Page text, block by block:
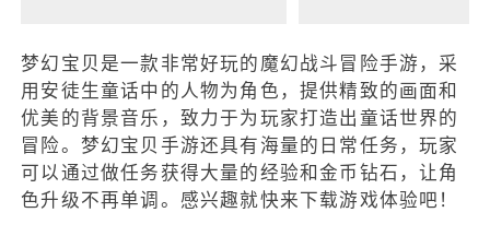
梦幻宝贝是一款非常好玩的魔幻战斗冒险手游，采
用安徒生童话中的人物为角色，提供精致的画面和
优美的背景音乐，致力于为玩家打造出童话世界的
冒险。梦幻宝贝手游还具有海量的日常任务，玩家
可以通过做任务获得大量的经验和金币钻石，让角
色升级不再单调。感兴趣就快来下载游戏体验吧！